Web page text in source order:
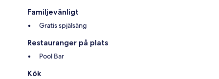
Familjevänligt
Gratis spjälsäng
Restauranger på plats
Pool Bar
Kök